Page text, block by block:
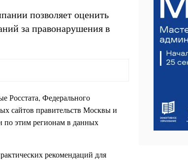
позволяет оценить
за правонарушения в
Росстата, Федерального
сайтов правительств Москвы и
по этим регионам в данных
рекомендаций для